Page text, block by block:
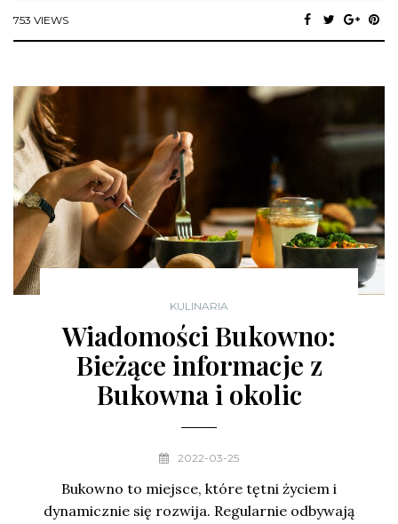
753 VIEWS
KULINARIA
Wiadomości Bukowno:
Bieżące informacje z
Bukowna i okolic
2022-03-25
Bukowno to miejsce, które tętni życiem i
dynamicznie się rozwija. Regularnie odbywają